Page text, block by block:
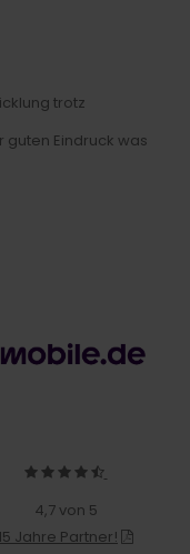
trotz
Eindruck was
4,7 von 5
15 Jahre Partner!